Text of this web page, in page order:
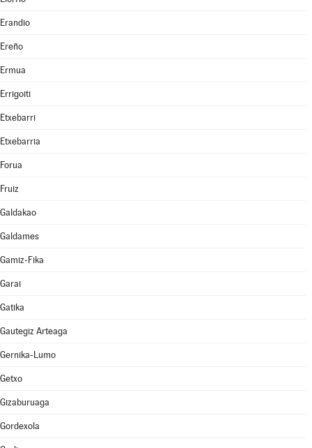
Erandio
Ereño
Ermua
Errigoiti
Etxebarri
Etxebarria
Forua
Fruiz
Galdakao
Galdames
Gamiz-Fika
Garai
Gatika
Gautegiz Arteaga
Gernika-Lumo
Getxo
Gizaburuaga
Gordexola